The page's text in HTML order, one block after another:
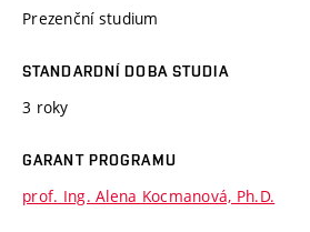
Prezenční studium
STANDARDNÍ DOBA STUDIA
3 roky
GARANT PROGRAMU
prof. Ing. Alena Kocmanová, Ph.D.